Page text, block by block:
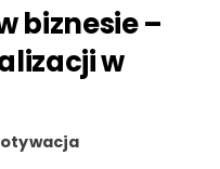
biznesie –
w